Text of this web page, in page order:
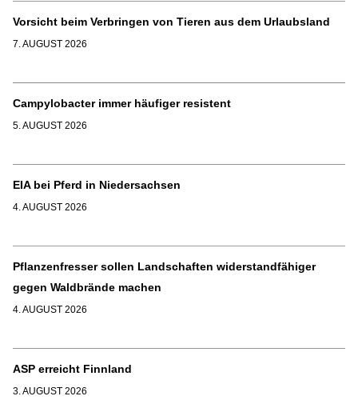
Vorsicht beim Verbringen von Tieren aus dem Urlaubsland
7. AUGUST 2026
Campylobacter immer häufiger resistent
5. AUGUST 2026
EIA bei Pferd in Niedersachsen
4. AUGUST 2026
Pflanzenfresser sollen Landschaften widerstandfähiger
gegen Waldbrände machen
4. AUGUST 2026
ASP erreicht Finnland
3. AUGUST 2026